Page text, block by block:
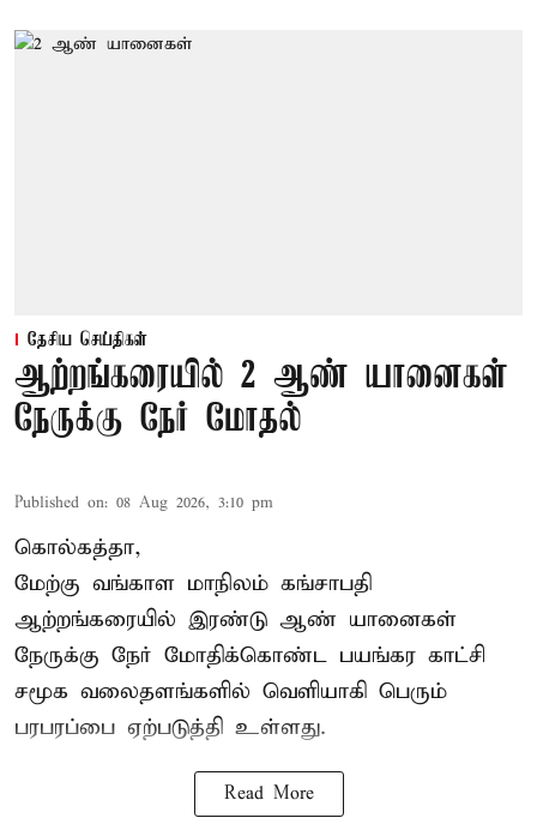
தேசிய செய்திகள்
ஆற்றங்கரையில் 2 ஆண் யானைகள்
நேருக்கு நேர் மோதல்
Published on: 08 Aug 2026, 3:10 pm
கொல்கத்தா,
மேற்கு வங்காள மாநிலம் கங்சாபதி
ஆற்றங்கரையில் இரண்டு ஆண் யானைகள்
நேருக்கு நேர் மோதிக்கொண்ட பயங்கர காட்சி
சமூக வலைதளங்களில் வெளியாகி பெரும்
பரபரப்பை ஏற்படுத்தி உள்ளது.
Read More